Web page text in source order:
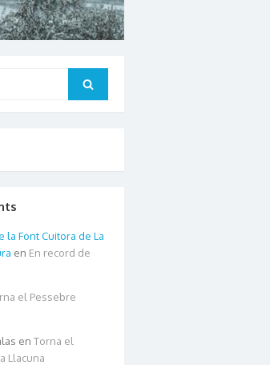
Search
la Font Cuitora de La
en En record de
el Pessebre
en Torna el
Llacuna